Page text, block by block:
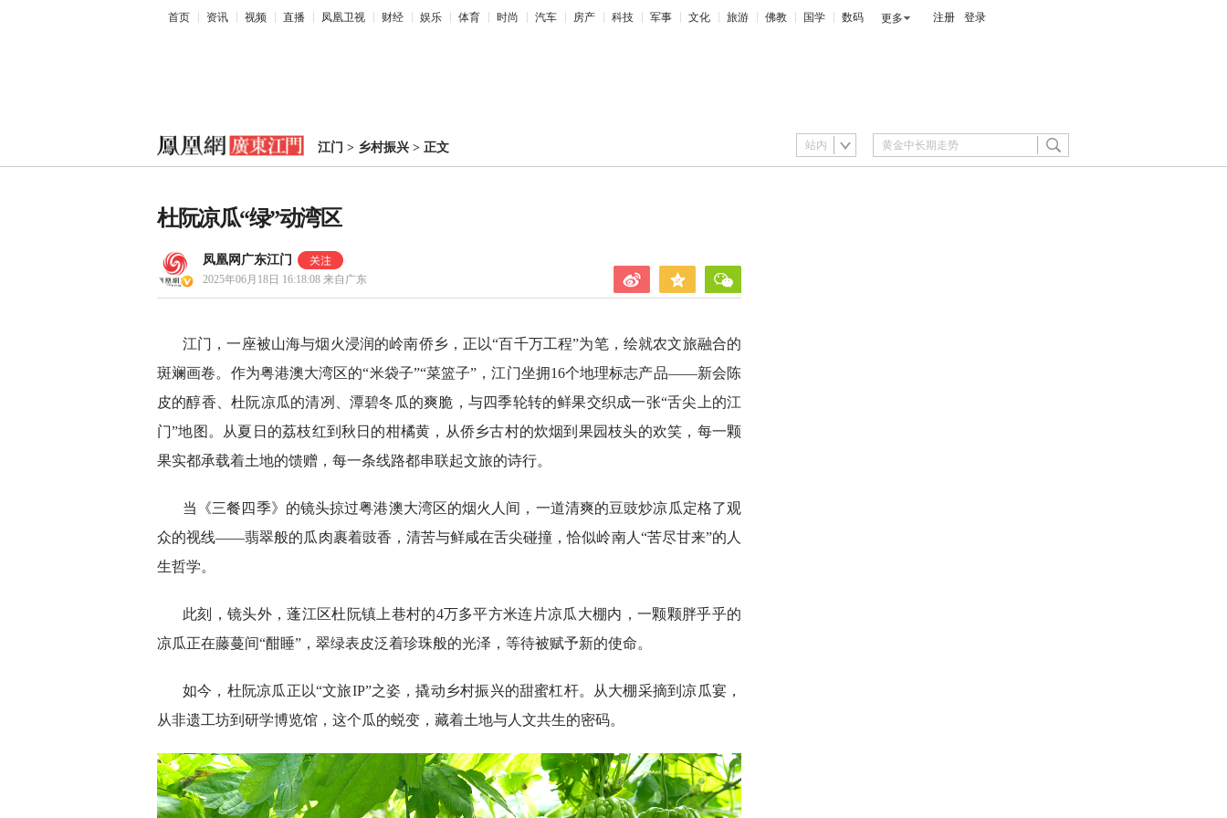
首页 资讯 视频 直播 凤凰卫视 财经 娱乐 体育 时尚 汽车 房产 科技 军事 文化 旅游 佛教 国学 数码 更多 注册 登录
江门 > 乡村振兴 > 正文 站内
杜阮凉瓜“绿”动湾区
凤凰网广东江门
2025年06月18日 16:18:08 来自广东
江门，一座被山海与烟火浸润的岭南侨乡，正以“百千万工程”为笔，绘就农文旅融合的
斑斓画卷。作为粤港澳大湾区的“米袋子”“菜篮子”，江门坐拥16个地理标志产品——新会陈
皮的醇香、杜阮凉瓜的清冽、潭碧冬瓜的爽脆，与四季轮转的鲜果交织成一张“舌尖上的江
门”地图。从夏日的荔枝红到秋日的柑橘黄，从侨乡古村的炊烟到果园枝头的欢笑，每一颗
果实都承载着土地的馈赠，每一条线路都串联起文旅的诗行。
当《三餐四季》的镜头掠过粤港澳大湾区的烟火人间，一道清爽的豆豉炒凉瓜定格了观
众的视线——翡翠般的瓜肉裹着豉香，清苦与鲜咸在舌尖碰撞，恰似岭南人“苦尽甘来”的人
生哲学。
此刻，镜头外，蓬江区杜阮镇上巷村的4万多平方米连片凉瓜大棚内，一颗颗胖乎乎的
凉瓜正在藤蔓间“酣睡”，翠绿表皮泛着珍珠般的光泽，等待被赋予新的使命。
如今，杜阮凉瓜正以“文旅IP”之姿，撬动乡村振兴的甜蜜杠杆。从大棚采摘到凉瓜宴，
从非遗工坊到研学博览馆，这个瓜的蜕变，藏着土地与人文共生的密码。